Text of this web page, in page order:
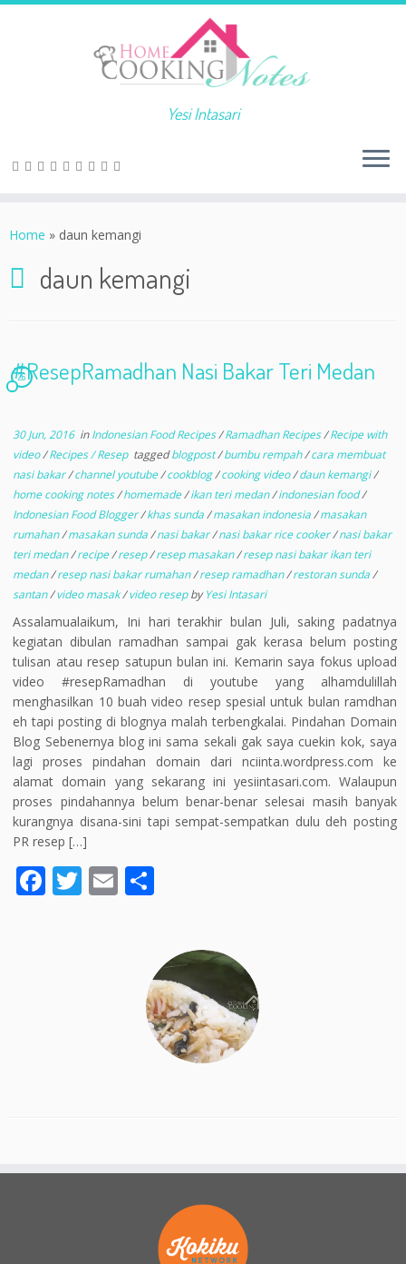
Yesi Intasari
Home » daun kemangi
daun kemangi
#ResepRamadhan Nasi Bakar Teri Medan
26
30 Jun, 2016inIndonesian Food Recipes/Ramadhan Recipes/Recipe with
video/Recipes / Resep taggedblogpost/bumbu rempah/cara membuat
nasi bakar/channel youtube/cookblog/cooking video/daun kemangi/
home cooking notes/homemade/ikan teri medan/indonesian food/
Indonesian Food Blogger/khas sunda/masakan indonesia/masakan
rumahan/masakan sunda/nasi bakar/nasi bakar rice cooker/nasi bakar
teri medan/recipe/resep/resep masakan/resep nasi bakar ikan teri
medan/resep nasi bakar rumahan/resep ramadhan/restoran sunda/
santan/video masak/video resepbyYesi Intasari
Assalamualaikum, Ini hari terakhir bulan Juli, saking padatnya
kegiatan dibulan ramadhan sampai gak kerasa belum posting
tulisan atau resep satupun bulan ini. Kemarin saya fokus upload
video #resepRamadhan di youtube yang alhamdulillah
menghasilkan 10 buah video resep spesial untuk bulan ramdhan
eh tapi posting di blognya malah terbengkalai. Pindahan Domain
Blog Sebenernya blog ini sama sekali gak saya cuekin kok, saya
lagi proses pindahan domain dari nciinta.wordpress.com ke
alamat domain yang sekarang ini yesiintasari.com. Walaupun
proses pindahannya belum benar-benar selesai masih banyak
kurangnya disana-sini tapi sempat-sempatkan dulu deh posting
PR resep […]
F T E
e